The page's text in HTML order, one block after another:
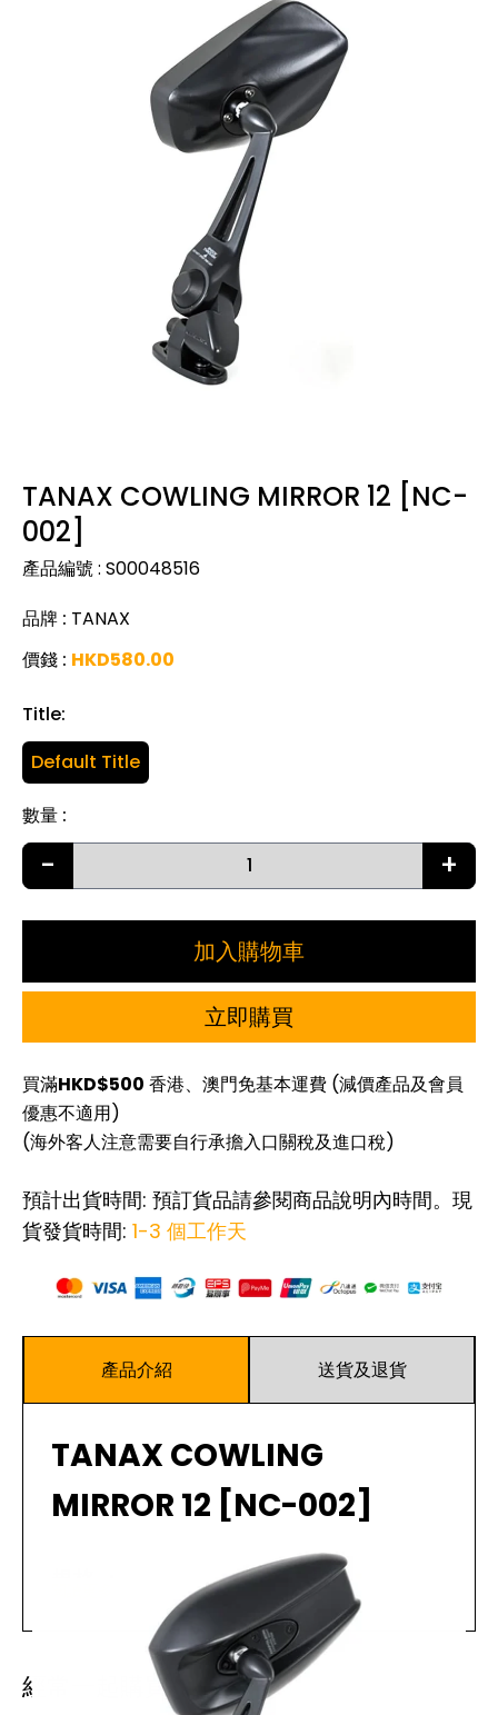
TANAX COWLING MIRROR 12 [NC-
002]
產品編號: S00048516
品牌 : TANAX
價錢 : HKD580.00
數量 :
- +
Title:
Default Title
加入購物車
立即購買
買滿HKD$500 香港、澳門免基本運費 (減價產品及會員
優惠不適用)
(海外客人注意需要自行承擔入口關稅及進口稅)
預計出貨時間: 預訂貨品請參閱商品說明內時間。現
貨發貨時間: 1-3 個工作天
經常一起購買
產品介紹 送貨及退貨
TANAX COWLING
MIRROR 12 [NC-002]
高規格、定制的牛形狀後視鏡
使用 RAYSAVE 防眩光鏡。僅減少鏡子反射的可見光
的“波長”光。這是一款日本製造的鏡子，可讓您隨時獲